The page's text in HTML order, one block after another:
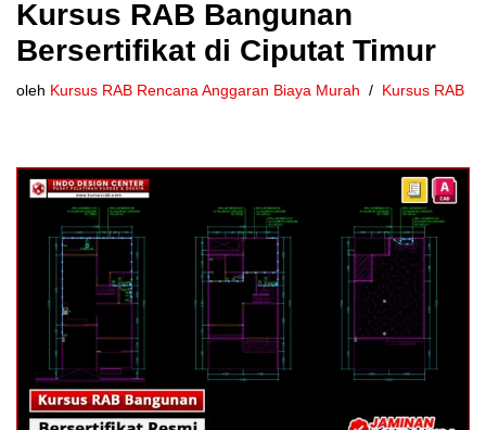
Kursus RAB Bangunan
Bersertifikat di Ciputat Timur
oleh Kursus RAB Rencana Anggaran Biaya Murah Kursus RAB